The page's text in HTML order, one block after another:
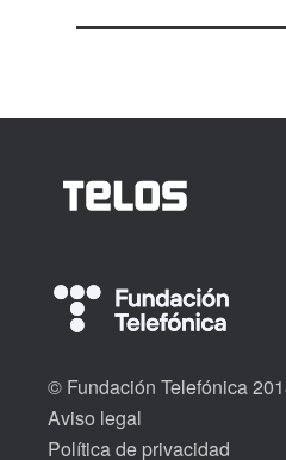
© Fundación Telefónica
Aviso legal
Política de privacidad